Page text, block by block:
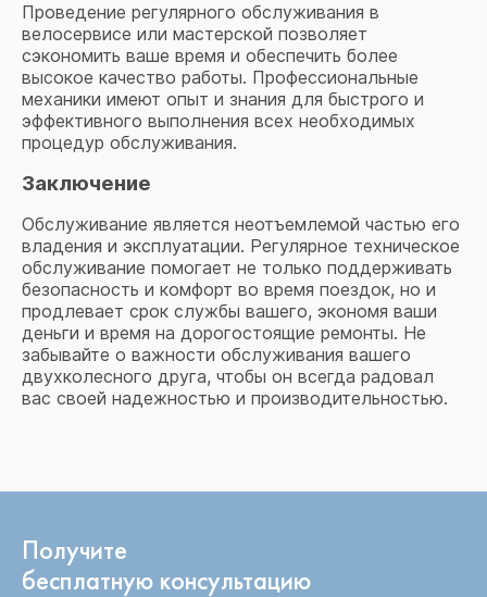
Проведение регулярного обслуживания в
велосервисе или мастерской позволяет
сэкономить ваше время и обеспечить более
высокое качество работы. Профессиональные
механики имеют опыт и знания для быстрого и
эффективного выполнения всех необходимых
процедур обслуживания.
Заключение
Обслуживание является неотъемлемой частью его
владения и эксплуатации. Регулярное техническое
обслуживание помогает не только поддерживать
безопасность и комфорт во время поездок, но и
продлевает срок службы вашего, экономя ваши
деньги и время на дорогостоящие ремонты. Не
забывайте о важности обслуживания вашего
двухколесного друга, чтобы он всегда радовал
вас своей надежностью и производительностью.
Получите
бесплатную консультацию